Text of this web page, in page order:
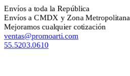
Envíos a toda la República
Envíos a CMDX y Zona Metropolitana
Mejoramos cualquier cotización
ventas@promoarti.com
55.5203.0610